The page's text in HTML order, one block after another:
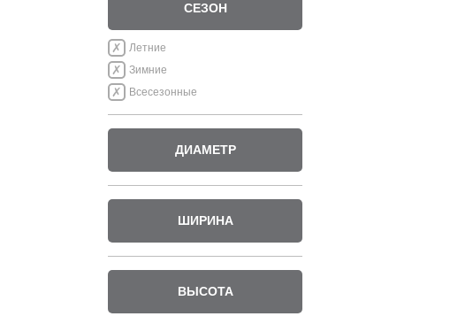
СЕЗОН
Летние
Зимние
Всесезонные
ДИАМЕТР
ШИРИНА
ВЫСОТА